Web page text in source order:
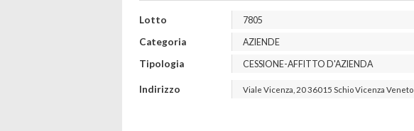
Lotto 7805
Categoria AZIENDE
Tipologia CESSIONE-AFFITTO D'AZIENDA
Indirizzo Viale Vicenza, 2036015 SchioVicenza Veneto